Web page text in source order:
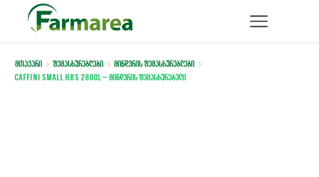
მთავარი შემასხურებლები
მინდვრის შემასხურებლები
CAFFINI SMALL HBS 2800L – მინდვრის შემასხურებელი